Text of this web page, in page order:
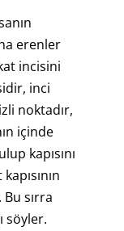
erenler
incisini
inci
noktadır,
içinde
kapısını
sırra
söyler.